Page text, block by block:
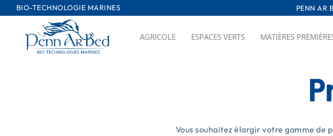
Passer
au
BIO-TECHNOLOGIE MARINES PENN AR
AGRICOLE ESPACES VERTS MATIÈRES
Vous souhaitez élargir votre gamme de